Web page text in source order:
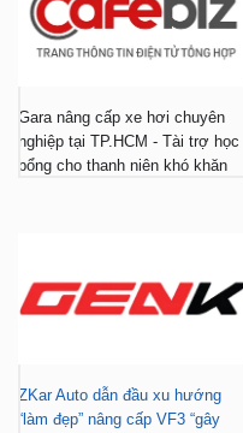
Gara nâng cấp xe hơi chuyên
nghiệp tại TP.HCM - Tài trợ học
bổng cho thanh niên khó khăn
ZKar Auto dẫn đầu xu hướng
“làm đẹp” nâng cấp VF3 “gây